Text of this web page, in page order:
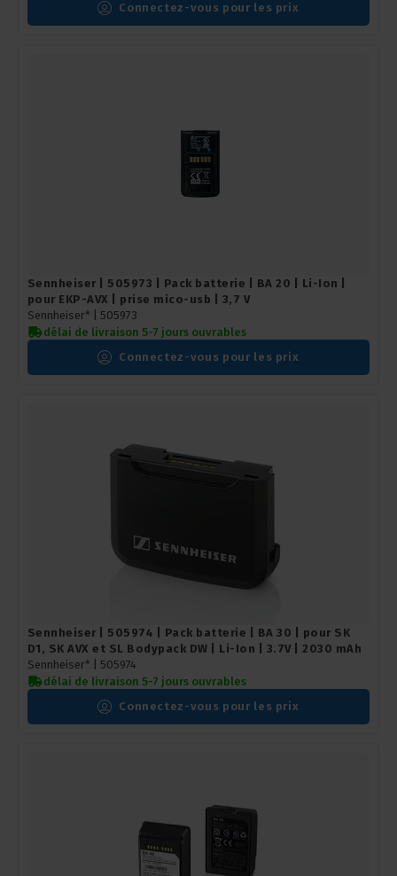
Connectez-vous pour les prix
Sennheiser | 505973 | Pack batterie | BA 20 | Li-Ion |
pour EKP-AVX | prise mico-usb | 3,7 V
Sennheiser* | 505973
délai de livraison 5-7 jours ouvrables
Connectez-vous pour les prix
Sennheiser | 505974 | Pack batterie | BA 30 | pour SK
D1, SK AVX et SL Bodypack DW | Li-Ion | 3.7V | 2030 mAh
Sennheiser* | 505974
délai de livraison 5-7 jours ouvrables
Connectez-vous pour les prix